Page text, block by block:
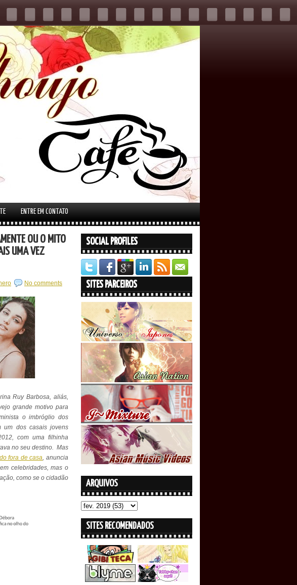
ENTRE EM CONTATO
OU O MITO
UMA VEZ
No comments
Ruy Barbosa, aliás,
grande motivo para
o imbróglio dos
um dos casais jovens
com uma filhinha
no seu destino. Mas
fora de casa, anuncia
celebridades, mas o
como se o cidadão
SOCIAL PROFILES
SITES PARCEIROS
ARQUIVOS
SITES RECOMENDADOS